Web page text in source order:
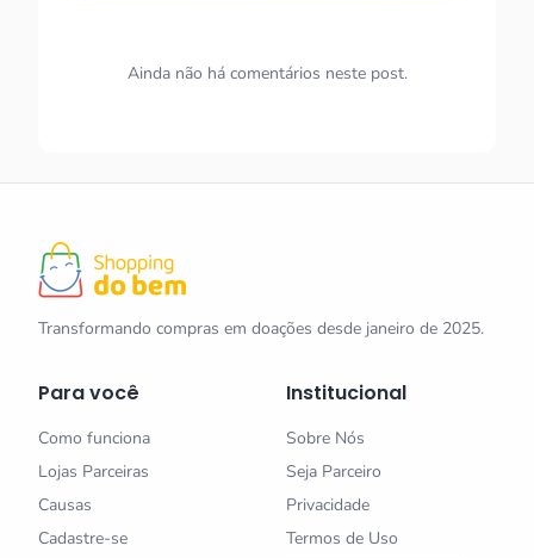
Ainda não há comentários neste post.
Transformando compras em doações desde janeiro de 2025.
Para você
Como funciona
Lojas Parceiras
Causas
Cadastre-se
Institucional
Sobre Nós
Seja Parceiro
Privacidade
Termos de Uso